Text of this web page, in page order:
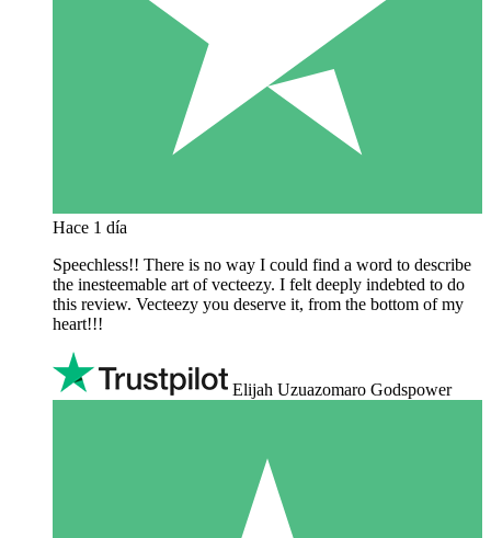
Hace 1 día
Speechless!! There is no way I could find a word to describe
the inesteemable art of vecteezy. I felt deeply indebted to do
this review. Vecteezy you deserve it, from the bottom of my
heart!!!
Elijah Uzuazomaro Godspower